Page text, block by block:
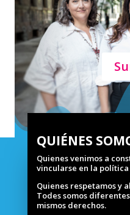
QUIÉNES
Quienes venimos a
vincularse en la
Quienes respetamos y
Todes somos
mismos derechos.